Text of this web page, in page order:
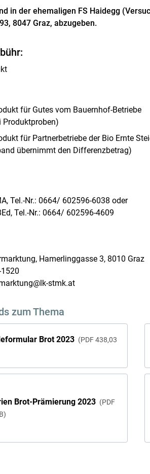
in der ehemaligen FS Haidegg
8047 Graz, abzugeben.
für Gutes vom Bauernhof-Betriebe
Produktproben)
für Partnerbetriebe der Bio Ernte
übernimmt den Differenzbetrag)
Tel.-Nr.: 0664/ 602596-6038 oder
Tel.-Nr.: 0664/ 602596-4609
Hamerlinggasse 3, 8010 Graz
stmk.at
zum Thema
Brot 2023 PDF 438,03
Brot-Prämierung 2023
PDF